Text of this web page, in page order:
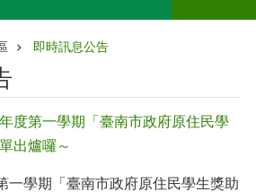
即時訊息公告
度第一學期「臺南市政府原住民學
出爐囉～
一學期「臺南市政府原住民學生獎助